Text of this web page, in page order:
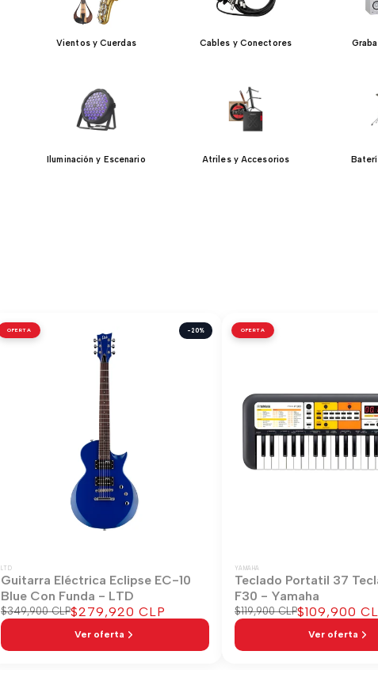
Vientos y Cuerdas Cables y Conectores
Iluminación y Escenario Atriles y Accesorios
OFERTA -20%
LTD
Guitarra Eléctrica Eclipse EC-10
Blue Con Funda - LTD
Precio
regular
$349,900 CLPPrecio
venta
$279,920 CLP
Ver oferta
OFERTA
YAMAHA
Teclado Portatil 37
F30 - Yamaha
Precio
regular
$119,900 CLPPrecio
venta
$109,900
Ver oferta